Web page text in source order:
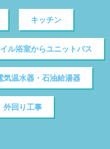
キッチン
ル浴室からユニットバス
気温水器・石油給湯器
外回り工事